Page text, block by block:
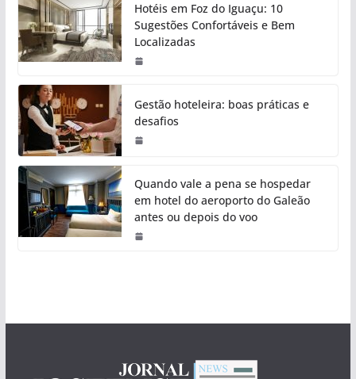
Hotéis em Foz do Iguaçu: 10
Sugestões Confortáveis e Bem
Localizadas
Gestão hoteleira: boas práticas e
desafios
Quando vale a pena se hospedar
em hotel do aeroporto do Galeão
antes ou depois do voo